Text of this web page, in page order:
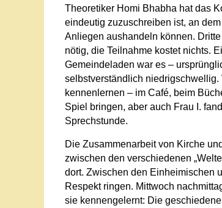
Theoretiker Homi Bhabha hat das
eindeutig zuzuschreiben ist, an
Anliegen aushandeln können.
nötig, die Teilnahme kostet nichts.
Gemeindeladen war es –
selbstverständlich niedrigschwellig.
kennenlernen – im Café, beim
Spiel bringen, aber auch Frau I.
Sprechstunde.
Die Zusammenarbeit von Kirche
zwischen den verschiedenen
dort. Zwischen den Einheimischen
Respekt ringen. Mittwoch
sie kennengelernt: Die